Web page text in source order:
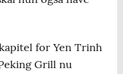
for Yen Trinh
Grill nu